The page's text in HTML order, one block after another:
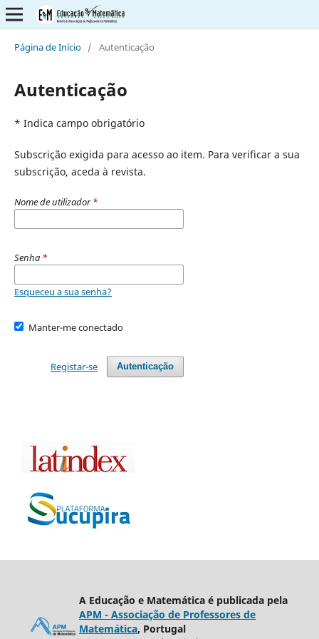
Página de Início / Autenticação
Autenticação
* Indica campo obrigatório
Subscrição exigida para acesso ao item. Para verificar a sua
subscrição, aceda à revista.
Nome de utilizador*
Senha *
Esqueceu a sua senha?
Manter-me conectado
Autenticação
Registar-se
A Educação e Matemática é publicada pela
APM - Associação de Professores de
Matemática, Portugal